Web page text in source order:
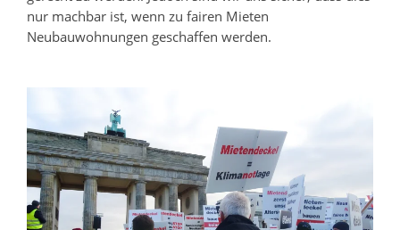
nur machbar ist, wenn zu fairen Mieten
Neubauwohnungen geschaffen werden.